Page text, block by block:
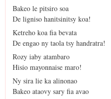
Bakeo le pitsiro soa
De ligniso hanitsinitsy koa!
Ketreho koa fia bevata
De engao ny taola tsy handratra!
Rozy iaby atambaro
Hisio mayonnaise maro!
Ny sira lie ka alinonao
Bakeo ataovy sary fia avao